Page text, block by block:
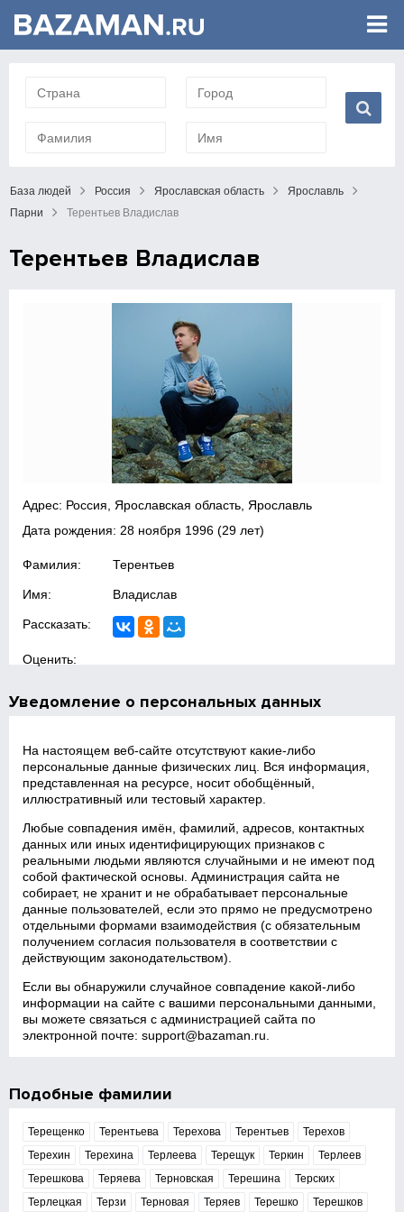
База людей Россия Ярославская область
Ярославль
Парни
Терентьев Владислав
Терентьев Владислав
Адрес: Россия, Ярославская область, Ярославль
Дата рождения: 28 ноября 1996 (29 лет)
Фамилия: Терентьев
Имя: Владислав
Рассказать:
Оценить:
Уведомление о персональных данных
На настоящем веб‑сайте отсутствуют какие‑либо
персональные данные физических лиц. Вся информация,
представленная на ресурсе, носит обобщённый,
иллюстративный или тестовый характер.
Любые совпадения имён, фамилий, адресов, контактных
данных или иных идентифицирующих признаков с
реальными людьми являются случайными и не имеют под
собой фактической основы. Администрация сайта не
собирает, не хранит и не обрабатывает персональные
данные пользователей, если это прямо не предусмотрено
отдельными формами взаимодействия (с обязательным
получением согласия пользователя в соответствии с
действующим законодательством).
Если вы обнаружили случайное совпадение какой‑либо
информации на сайте с вашими персональными данными,
вы можете связаться с администрацией сайта по
электронной почте:support@bazaman.ru
Подобные фамилии
Терещенко Терентьева Терехова Терентьев
Терехов
Терехин
Терехина Терлеева Терещук Теркин
Терлеев
Терешкова
Теряева Терновская Терешина
Терских
Терлецкая
Терзи Терновая Теряев Терешко Терешков